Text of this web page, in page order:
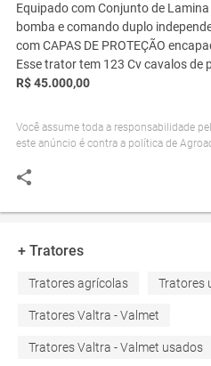
Equipado com Conjunto de
bomba e comando duplo
com CAPAS DE PROTEÇÃO
Esse trator tem 123 Cv cavalos de
R$ 45.000,00
Você assume toda a responsabilidade
este anúncio é contra a política de
+ Tratores
Tratores agrícolas Tratores
Tratores Valtra - Valmet
Tratores Valtra - Valmet usados